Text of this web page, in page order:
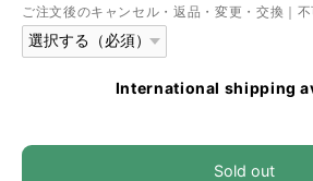
ご注文後のキャンセル・返品・変更・交換｜不
International shipping
Sold out